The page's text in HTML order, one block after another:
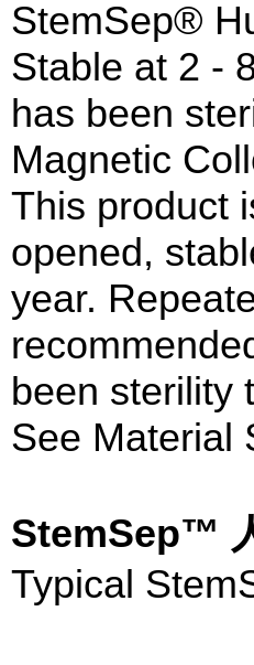
StemSep®
Stable at 2 -
has been
Magnetic
This product
opened,
year.
been sterility
See Material
StemSep™
Typical